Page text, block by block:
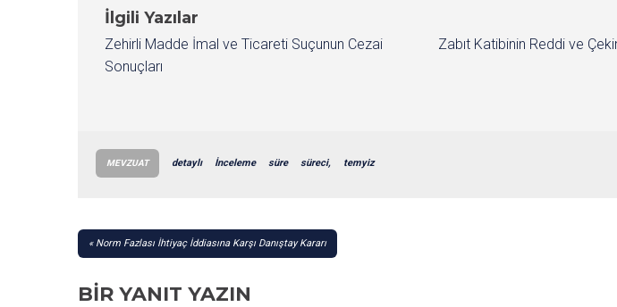
İlgili Yazılar
Zehirli Madde İmal ve Ticareti Suçunun Cezai
Sonuçları
Zabıt Katibinin Reddi ve
MEVZUAT detaylı İnceleme süre süreci, temyiz
YAZI
Norm Fazlası İhtiyaç İddiasına Karşı Danıştay Kararı
BIR YANIT YAZIN